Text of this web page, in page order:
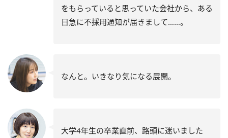
をもらっていると思っていた会社から、ある
日急に不採用通知が届きまして……。
なんと。いきなり気になる展開。
大学4年生の卒業直前、路頭に迷いました